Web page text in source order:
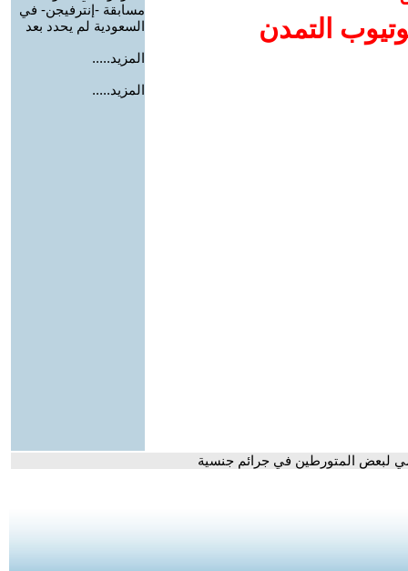
التمدن
مسابقة -إنترفيجن- في
السعودية لم يحدد بعد
المزيد.....
المزيد.....
لبعض المتورطين في جرائم جنسية